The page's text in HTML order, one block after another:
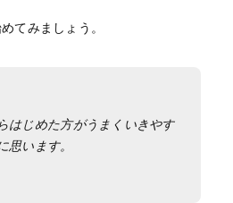
てみましょう。
はじめた方がうまくいきやす
思います。